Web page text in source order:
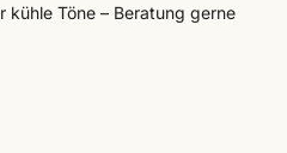
kühle Töne – Beratung gerne